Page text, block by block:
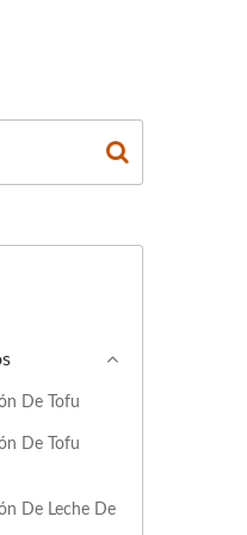
De Tofu
De Tofu
De Leche De